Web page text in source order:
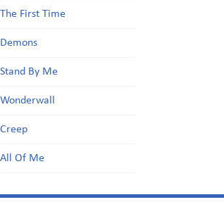
The First Time
Demons
Stand By Me
Wonderwall
Creep
All Of Me